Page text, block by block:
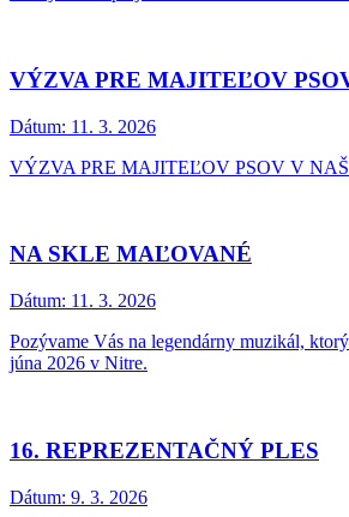
VÝZVA PRE MAJITEĽOV
Dátum: 11. 3. 2026
VÝZVA PRE MAJITEĽOV PSOV V
NA SKLE MAĽOVANÉ
Dátum: 11. 3. 2026
Pozývame Vás na legendárny muzikál,
júna 2026 v Nitre.
16. REPREZENTAČNÝ PLES
Dátum: 9. 3. 2026